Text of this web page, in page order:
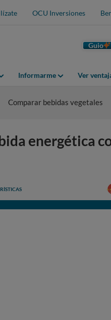
OCU Inversiones
Guio
Informarme Ver
Comparar bebidas vegetales
energética